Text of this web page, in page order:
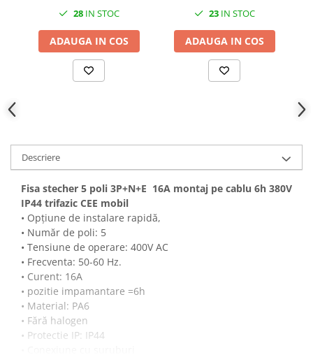
28IN STOC
ADAUGA IN COS
23IN STOC
ADAUGA IN COS
Descriere
Fisa stecher 5 poli 3P+N+E 16A montaj pe cablu 6h 380V
IP44 trifazic CEE mobil
• Opțiune de instalare rapidă,
• Număr de poli: 5
• Tensiune de operare: 400V AC
• Frecventa: 50-60 Hz.
• Curent: 16A
• pozitie impamantare =6h
• Material: PA6
• Fără halogen
• Protectie IP: IP44